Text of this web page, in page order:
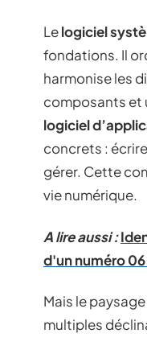
Lelogiciel
fondations. Il
harmonise les
composants et
logiciel
concrets :
gérer. Cette
vie numérique.
A lire aussi :
d'un numéro
Mais le
multiples